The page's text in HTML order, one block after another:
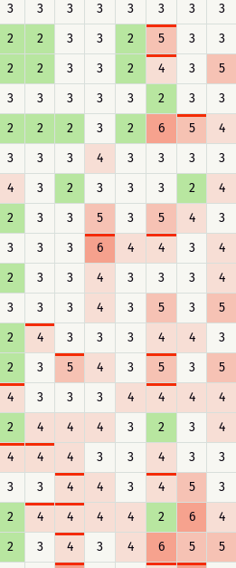
3 3 3 3 3 3 3 3
2 2 3 3 2 5 3 3
2 2 3 3 2 4 3 5
3 3 3 3 3 2 3 3
2 2 2 3 2 6 5 4
3 3 3 4 3 3 3 3
4 3 2 3 3 3 2 4
2 3 3 5 3 5 4 3
3 3 3 6 4 4 3 4
2 3 3 4 3 3 3 4
3 3 3 4 3 5 3 5
2 4 3 3 3 4 4 3
2 3 5 4 3 5 3 5
4 3 3 3 4 4 4 4
2 4 4 4 3 2 3 4
4 4 4 3 3 4 3 3
3 3 4 4 3 4 5 3
2 4 4 4 4 2 6 4
2 3 4 3 4 6 5 5